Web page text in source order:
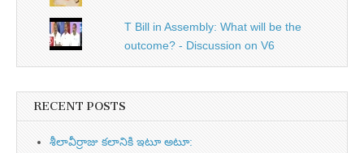
T Bill in Assembly: What will be the
outcome? - Discussion on V6
RECENT POSTS
శీలావీర్రాజు కలానికి ఇటూ అటూ: